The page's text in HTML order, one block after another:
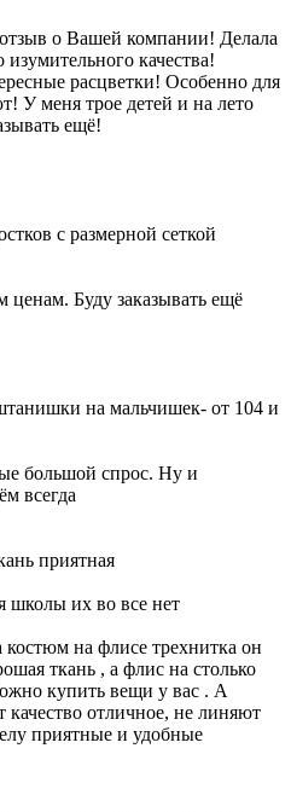
о Вашей компании! Делала
качества!
расцветки! Особенно для
У меня трое детей и на лето
ещё!
с размерной сеткой
Буду заказывать ещё
на мальчишек- от 104 и
большой спрос. Ну и
всегда
приятная
школы их во все нет
костюм на флисе трехнитка он
ткань , а флис на столько
купить вещи у вас . А
отличное, не линяют
приятные и удобные